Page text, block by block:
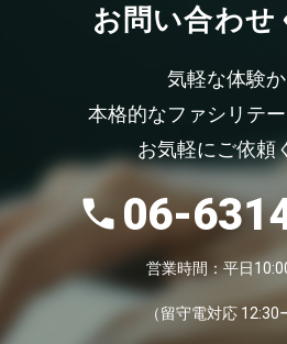
お問い合わせ
気軽な体験か
本格的なファシリテ
お気軽にご依頼
06-
営業時間：平日
（留守電対応 12:30